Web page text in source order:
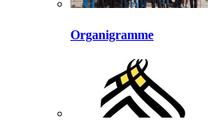
Organigramme